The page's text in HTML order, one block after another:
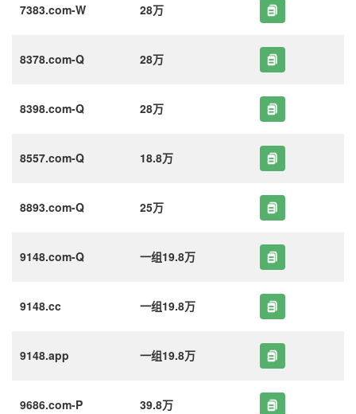
7383.com-W 28万
8378.com-Q 28万
8398.com-Q 28万
8557.com-Q 18.8万
8893.com-Q 25万
9148.com-Q 一组19.8万
9148.cc 一组19.8万
9148.app 一组19.8万
9686.com-P 39.8万